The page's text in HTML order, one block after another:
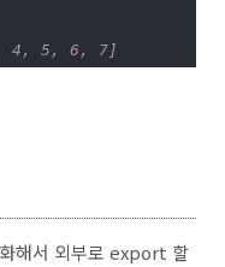
4, 5, 6, 7]
해서 외부로 export 할